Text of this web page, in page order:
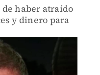
de haber atraído
y dinero para